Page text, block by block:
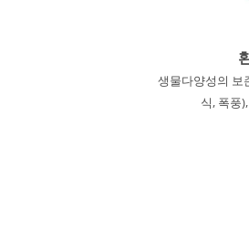
생물다양성의 보
식, 폭풍